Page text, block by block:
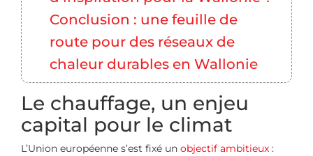
Conclusion : une feuille de
route pour des réseaux de
chaleur durables en Wallonie
Le chauffage, un enjeu
capital pour le climat
L’Union européenne s’est fixé un objectif ambitieux :